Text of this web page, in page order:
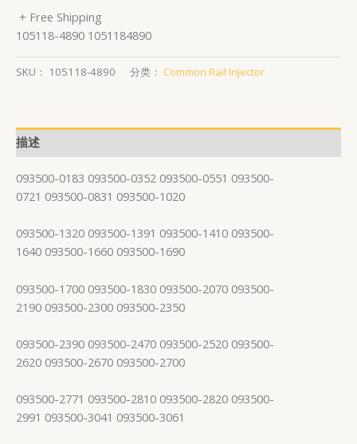
+ Free Shipping
105118-4890 1051184890
SKU： 105118-4890 分类： Common Rail Injector
描述
093500-0183 093500-0352 093500-0551 093500-
0721 093500-0831 093500-1020
093500-1320 093500-1391 093500-1410 093500-
1640 093500-1660 093500-1690
093500-1700 093500-1830 093500-2070 093500-
2190 093500-2300 093500-2350
093500-2390 093500-2470 093500-2520 093500-
2620 093500-2670 093500-2700
093500-2771 093500-2810 093500-2820 093500-
2991 093500-3041 093500-3061